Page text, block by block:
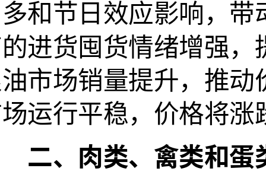
和节日效应影响，
进货囤货情绪增强
市场销量提升，推
运行平稳，价格将涨
肉类、禽类和蛋